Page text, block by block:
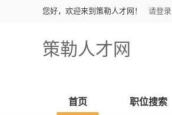
您好，欢迎来到策勒人才网！ 请登录
策勒人才网
首页 职位搜索